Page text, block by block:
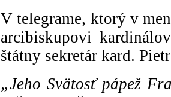
V telegrame, ktorý v
arcibiskupovi
štátny sekretár kard.
„Jeho Svätosť pápež